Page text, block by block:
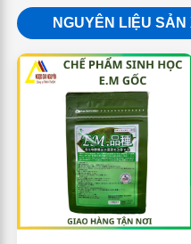
NGUYÊN LIỆU SẢN